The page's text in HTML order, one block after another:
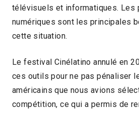
télévisuels et informatiques. Les
numériques sont les principales
cette situation.
Le festival Cinélatino annulé en
ces outils pour ne pas pénaliser
américains que nous avions
compétition, ce qui a permis de